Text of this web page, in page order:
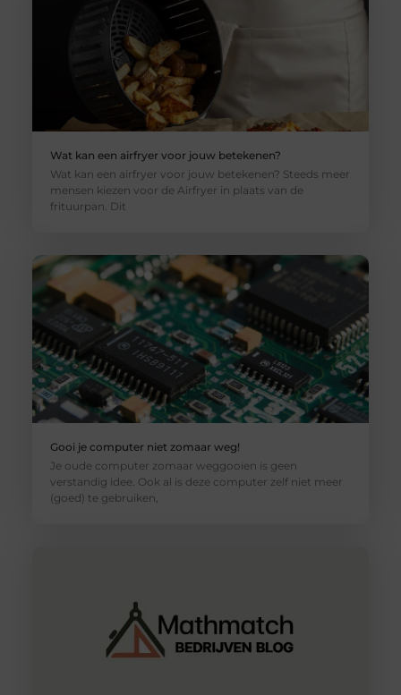
Wat kan een airfryer voor jouw betekenen?
Wat kan een airfryer voor jouw betekenen? Steeds meer
mensen kiezen voor de Airfryer in plaats van de
frituurpan. Dit
Gooi je computer niet zomaar weg!
Je oude computer zomaar weggooien is geen
verstandig idee. Ook al is deze computer zelf niet meer
(goed) te gebruiken,